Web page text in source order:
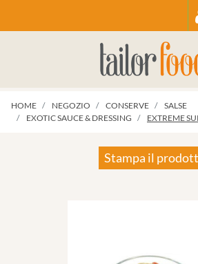
HOME NEGOZIO CONSERVE
SALSE
EXOTIC SAUCE & DRESSING
EXTREME
Stampa il